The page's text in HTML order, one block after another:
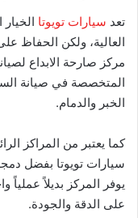
تعد سيارات تويوتا
العالية، ولكن الحفاظ
مركز صارحة الابداع
المتخصصة في صيانة
الخبر والدمام.
كما يعتبر من المراكز
سيارات تويوتا بفضل دمجه
يوفر المركز بديلاً عملياً
على الدقة والجودة.